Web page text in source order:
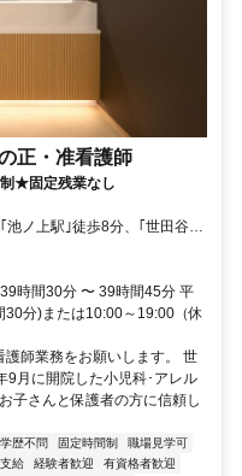
正・准看護師
★固定残業なし
ノ上駅｣徒歩8分、｢世田谷代
時間30分 〜 39時間45分 平
30分)または10:00～19:00（休
師業務をお願いします。 世
9月に開院した小児科･アレル
子さんと保護者の方に信頼し
学歴不問 固定時間制
職場見学可
給 経験者歓迎
有資格者歓迎